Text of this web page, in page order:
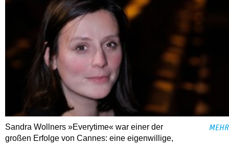
Sandra Wollners »Everytime« war einer der
großen Erfolge von Cannes: eine eigenwillige,
MEHR